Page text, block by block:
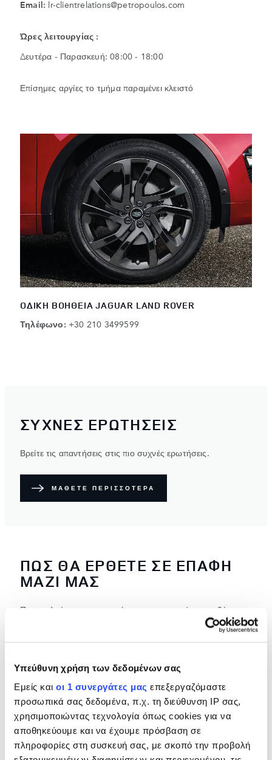
Υπεύθυνη χρήση των δεδομένων σας
Εμείς και οι 1 συνεργάτες μας επεξεργαζόμαστε
προσωπικά σας δεδομένα, π.χ. τη διεύθυνση IP σας,
χρησιμοποιώντας τεχνολογία όπως cookies για να
αποθηκεύουμε και να έχουμε πρόσβαση σε
πληροφορίες στη συσκευή σας, με σκοπό την προβολή
Email: lr-clientrelations@petropoulos.com
Ώρες λειτουργίας :
Δευτέρα - Παρασκευή: 08:00 - 18:00
Επίσημες αργίες το τμήμα παραμένει κλειστό
ΟΔΙΚΗ ΒΟΗΘΕΙΑ JAGUAR LAND ROVER
Τηλέφωνο: +30 210 3499599
ΣΥΧΝΕΣ ΕΡΩΤΗΣΕΙΣ
Βρείτε τις απαντήσεις στις πιο συχνές ερωτήσεις.
ΜΑΘΕΤΕ ΠΕΡΙΣΣΟΤΕΡΑ
ΠΩΣ ΘΑ ΕΡΘΕΤΕ ΣΕ ΕΠΑΦΗ
ΜΑΖΙ ΜΑΣ
Παρακαλούμε χρησιμοποιήστε τους παρακάτω συνδέσμους
για να επικοινωνήσετε με τη Land Rover. Το ερώτημά σας
θα σταλεί σε ένα μέλος της εξειδικευμένης ομάδας μας, το
οποίο θα έρθει σύντομα σε επαφή μαζί σας.